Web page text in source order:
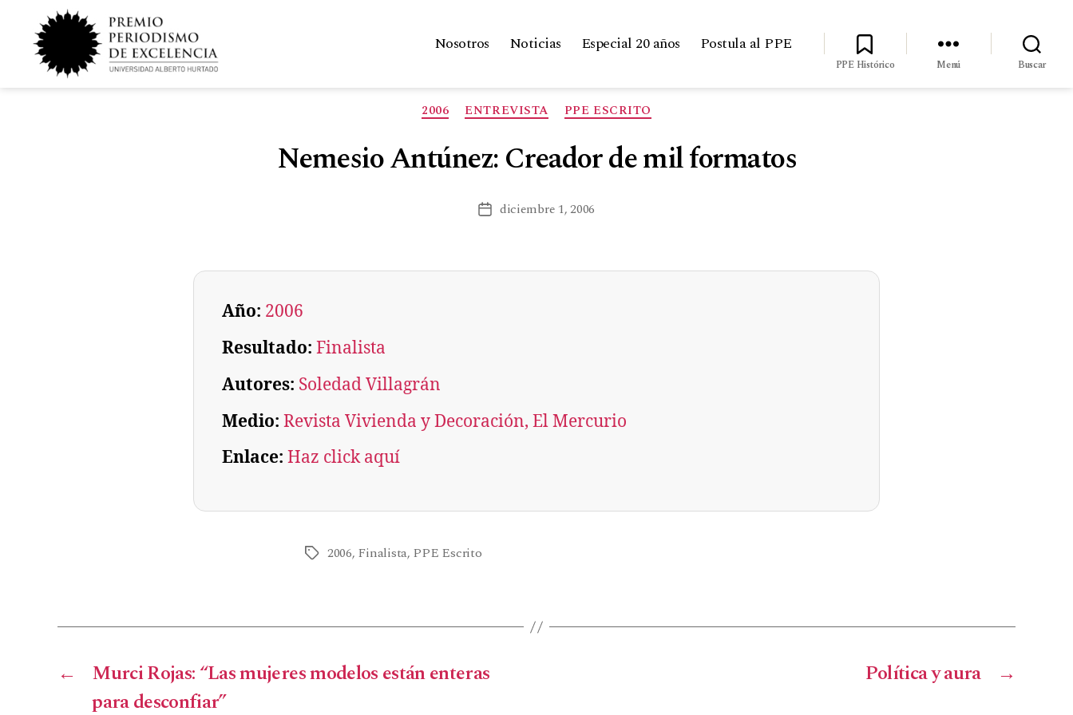
Nosotros Noticias Especial 20 años Postula al PPE
PPE Histórico Menú Buscar
2006 ENTREVISTA PPE ESCRITO
Nemesio Antúnez: Creador de mil formatos
diciembre 1, 2006
Año: 2006
Resultado: Finalista
Autores: Soledad Villagrán
Medio: Revista Vivienda y Decoración, El Mercurio
Enlace: Haz click aquí
2006, Finalista, PPE Escrito
←
Murci Rojas: “Las mujeres modelos están enteras
para desconfiar”
→
Política y aura